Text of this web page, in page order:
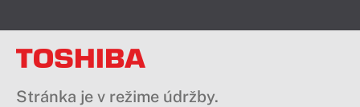
Stránka je v režime údržby.